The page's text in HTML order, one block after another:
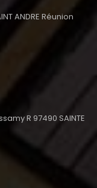
ANDRE Réunion
R 97490 SAINTE